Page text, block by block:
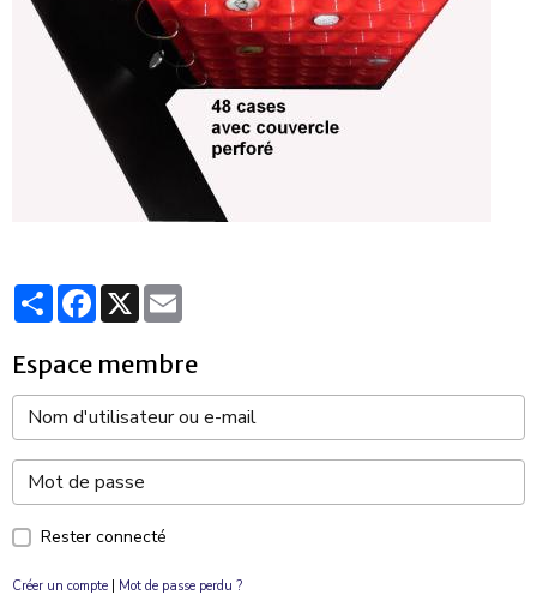
PartagerFacebook
X
Espace membre
Rester connecté
Créer un compte Mot de passe perdu ?